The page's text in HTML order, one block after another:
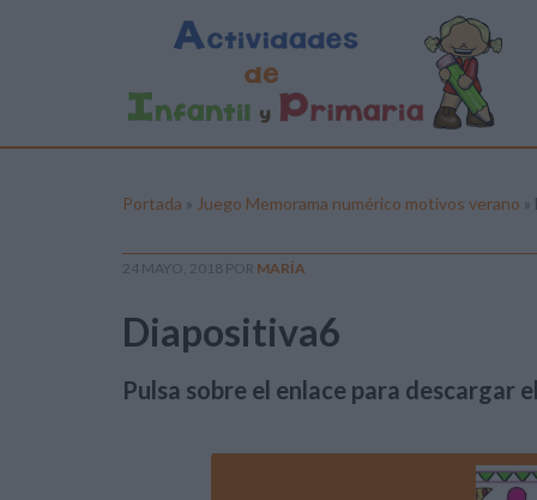
Portada » Juego Memorama numérico motivos verano »
24 MAYO, 2018 POR MARÍA
Diapositiva6
Pulsa sobre el enlace para descargar